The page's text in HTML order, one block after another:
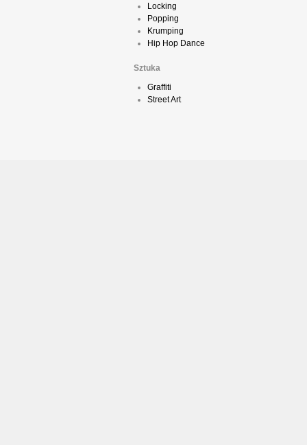
Locking
Popping
Krumping
Hip Hop Dance
Sztuka
Graffiti
Street Art